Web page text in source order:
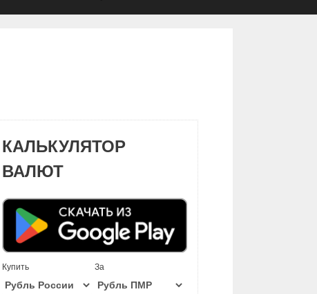
КАЛЬКУЛЯТОР
ВАЛЮТ
Купить За